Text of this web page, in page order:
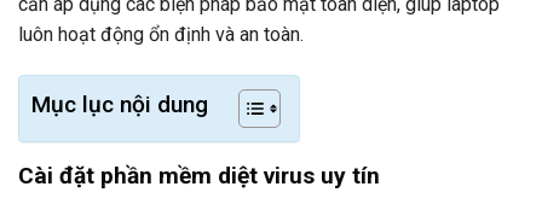
luôn hoạt động ổn định và an toàn.
Mục lục nội dung
Cài đặt phần mềm diệt virus uy tín